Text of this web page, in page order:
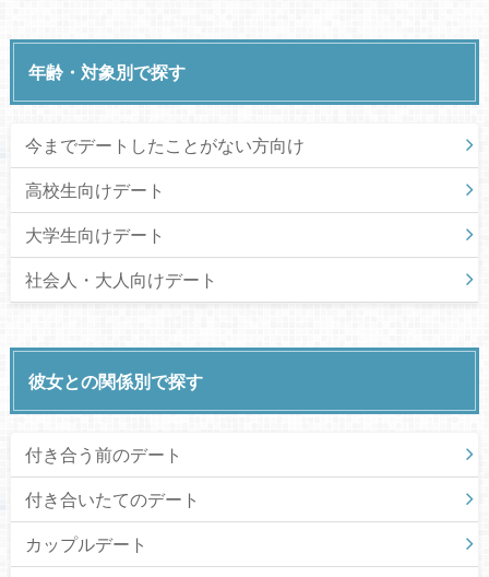
年齢・対象別で探す
今までデートしたことがない方向け
高校生向けデート
大学生向けデート
社会人・大人向けデート
彼女との関係別で探す
付き合う前のデート
付き合いたてのデート
カップルデート